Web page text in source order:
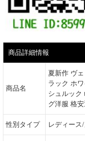
商品詳細情報
商品名
夏新作 ヴ
ラック ホ
シュルック
グ洋服 格安
性別タイプ レディース